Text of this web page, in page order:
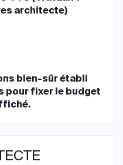
architecte)
bien-sûr établi
pour fixer le budget